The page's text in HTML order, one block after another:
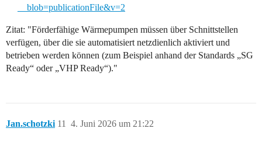
__blob=publicationFile&v=2
Zitat: "Förderfähige Wärmepumpen müssen über Schnittstellen
verfügen, über die sie automatisiert netzdienlich aktiviert und
betrieben werden können (zum Beispiel anhand der Standards „SG
Ready“ oder „VHP Ready“)."
Jan.schotzki 4. Juni 2026 um 21:22
11